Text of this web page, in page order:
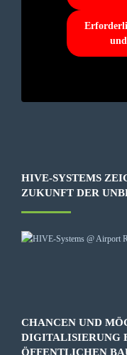
HIVE-SYSTEMS
ZUKUNFT DER
CHANCEN UND
DIGITALISIERUNG
ÖFFENTLICHEN